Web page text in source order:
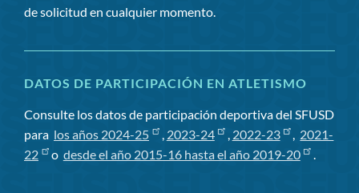
de solicitud en cualquier momento.
DATOS DE PARTICIPACIÓN EN ATLETISMO
Consulte los datos de participación deportiva del SFUSD
para los años 2024-25 , 2023-24 , 2022-23 , 2021-
22
o desde el año 2015-16 hasta el año 2019-20 .